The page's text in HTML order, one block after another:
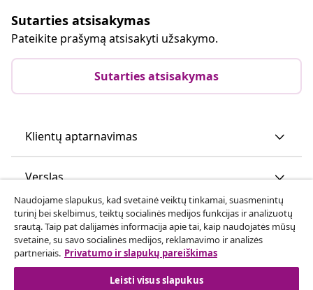
Sutarties atsisakymas
Pateikite prašymą atsisakyti užsakymo.
Sutarties atsisakymas
Klientų aptarnavimas
Verslas
vidaXL
Atraskite daugiau
Naudojame slapukus, kad svetainė veiktų tinkamai, suasmenintų
turinį bei skelbimus, teiktų socialinės medijos funkcijas ir analizuotų
srautą. Taip pat dalijamės informacija apie tai, kaip naudojatės mūsų
svetaine, su savo socialinės medijos, reklamavimo ir analizės
partneriais. Privatumo ir slapukų pareiškimas
Leisti visus slapukus